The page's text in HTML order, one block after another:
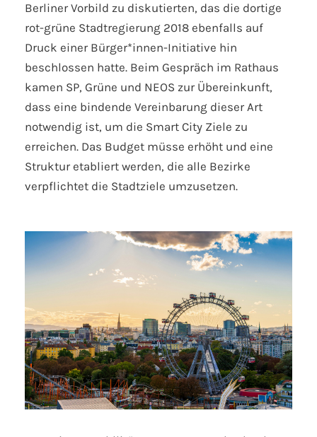
Berliner Vorbild zu diskutierten, das die dortige
rot-grüne Stadtregierung 2018 ebenfalls auf
Druck einer Bürger*innen-Initiative hin
beschlossen hatte. Beim Gespräch im Rathaus
kamen SP, Grüne und NEOS zur Übereinkunft,
dass eine bindende Vereinbarung dieser Art
notwendig ist, um die Smart City Ziele zu
erreichen. Das Budget müsse erhöht und eine
Struktur etabliert werden, die alle Bezirke
verpflichtet die Stadtziele umzusetzen.